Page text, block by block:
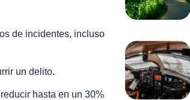
de incidentes, incluso
un delito.
hasta en un 30%